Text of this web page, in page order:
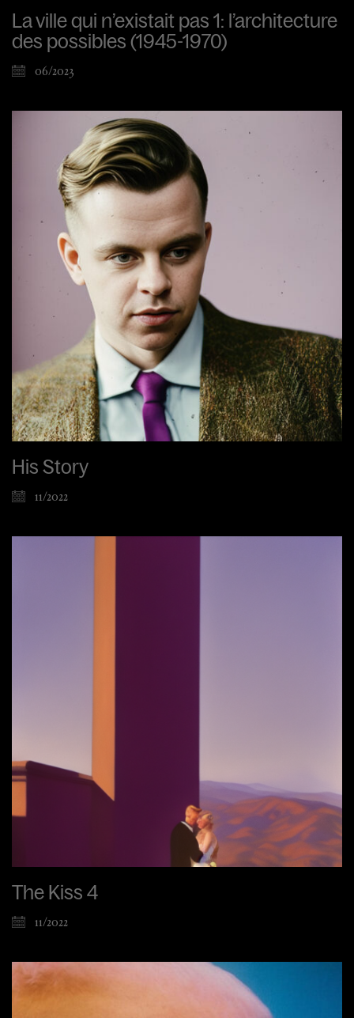
La ville qui n’existait pas 1: l’architecture
des possibles (1945-1970)
06/2023
His Story
11/2022
The Kiss 4
11/2022